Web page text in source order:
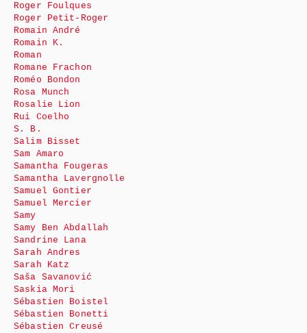
Roger Foulques
Roger Petit-Roger
Romain André
Romain K.
Roman
Romane Frachon
Roméo Bondon
Rosa Munch
Rosalie Lion
Rui Coelho
S. B.
Salim Bisset
Sam Amaro
Samantha Fougeras
Samantha Lavergnolle
Samuel Gontier
Samuel Mercier
Samy
Samy Ben Abdallah
Sandrine Lana
Sarah Andres
Sarah Katz
Saša Savanović
Saskia Mori
Sébastien Boistel
Sébastien Bonetti
Sébastien Creusé